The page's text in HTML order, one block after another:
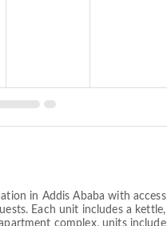
in Addis Ababa with
Each unit includes a
complex, units